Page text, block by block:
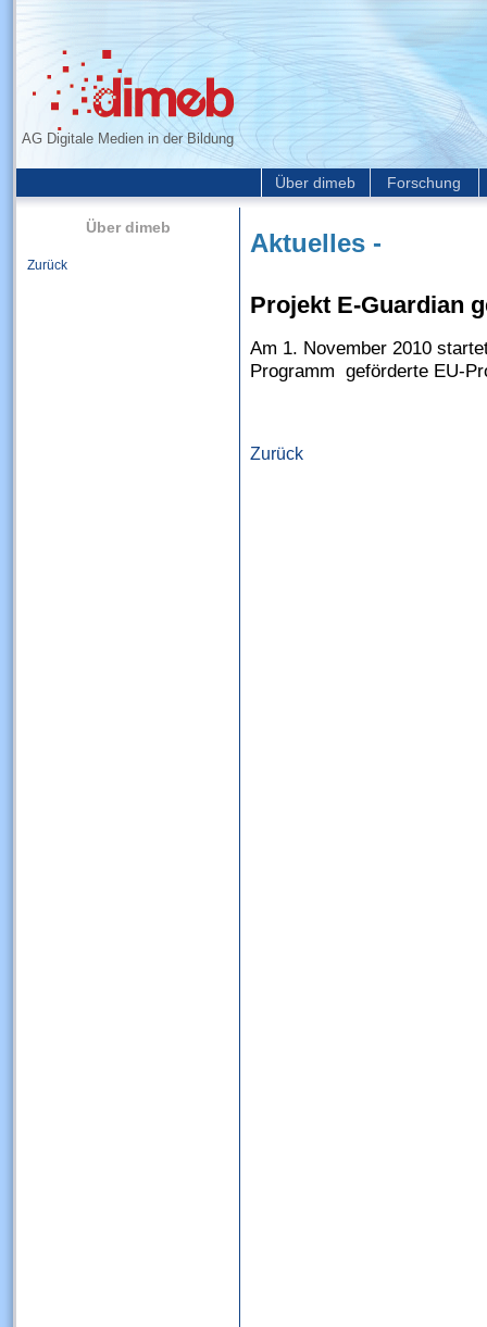
AG Digitale Medien in der Bildung
Über dimeb Forschung
Über dimeb
Zurück
Aktuelles -
Projekt E-Guardian
Am 1. November 2010
Programm geförderte EU-
Zurück